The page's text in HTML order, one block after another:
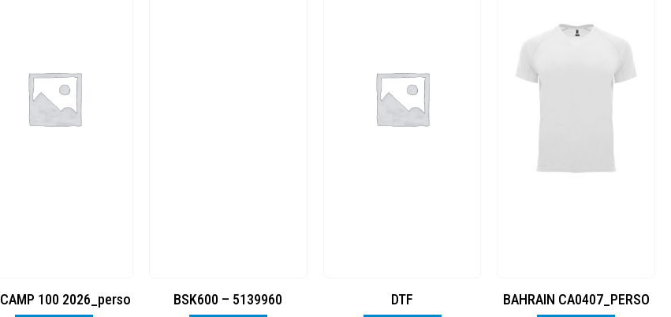
BSK600 – 5139960 DTF BAHRAIN CA0407_PERSO Evolution Kids